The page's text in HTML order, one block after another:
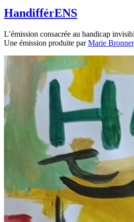
HandifférENS
L’émission consacrée au handicap
Une émission produite parMarie Bronner